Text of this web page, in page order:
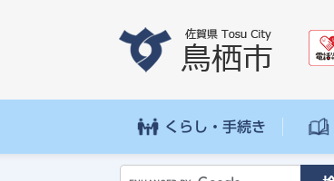
先
を
くらし・手続き